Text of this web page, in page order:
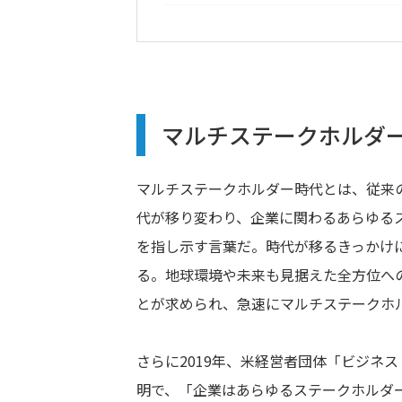
マルチステークホルダ
マルチステークホルダー時代とは、従
代が移り変わり、企業に関わるあらゆ
を指し示す言葉だ。時代が移るきっか
る。地球環境や未来も見据えた全方位
とが求められ、急速にマルチステーク
さらに2019年、米経営者団体「ビジネ
明で、「企業はあらゆるステークホル